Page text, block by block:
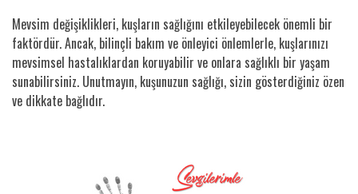
Mevsim değişiklikleri, kuşların sağlığını etkileyebilecek önemli bir
faktördür. Ancak, bilinçli bakım ve önleyici önlemlerle, kuşlarınızı
mevsimsel hastalıklardan koruyabilir ve onlara sağlıklı bir yaşam
sunabilirsiniz. Unutmayın, kuşunuzun sağlığı, sizin gösterdiğiniz özen
ve dikkate bağlıdır.